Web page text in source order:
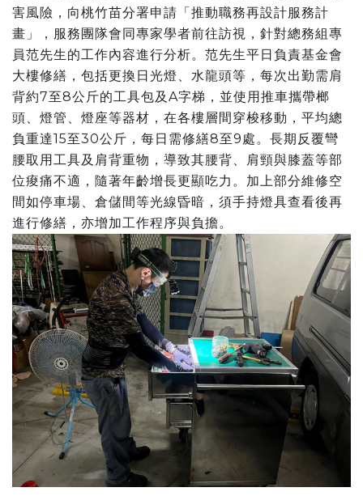
害風險，向桃竹苗分署申請「推動職務再設計服務計
畫」，服務團隊會同專家學者前往訪視，針對總務組專
員范先生的工作內容進行分析。范先生平日負責基金會
大樓修繕，包括更換日光燈、水龍頭等，每次出勤需肩
背約7至8公斤的工具包及A字梯，並使用推車攜帶榔
頭、燈管、燈座等器材，在各樓層間穿梭移動，平均總
負重達15至30公斤，每日需修繕8至9處。長期反覆彎
腰取用工具及肩背重物，導致其腰背、肩頸與膝蓋等部
位痠痛不適，隨著年齡增長更顯吃力。加上部分維修空
間如停車場、倉儲間等光線昏暗，須手持燈具查看後再
進行修繕，亦增加工作程序與負擔。